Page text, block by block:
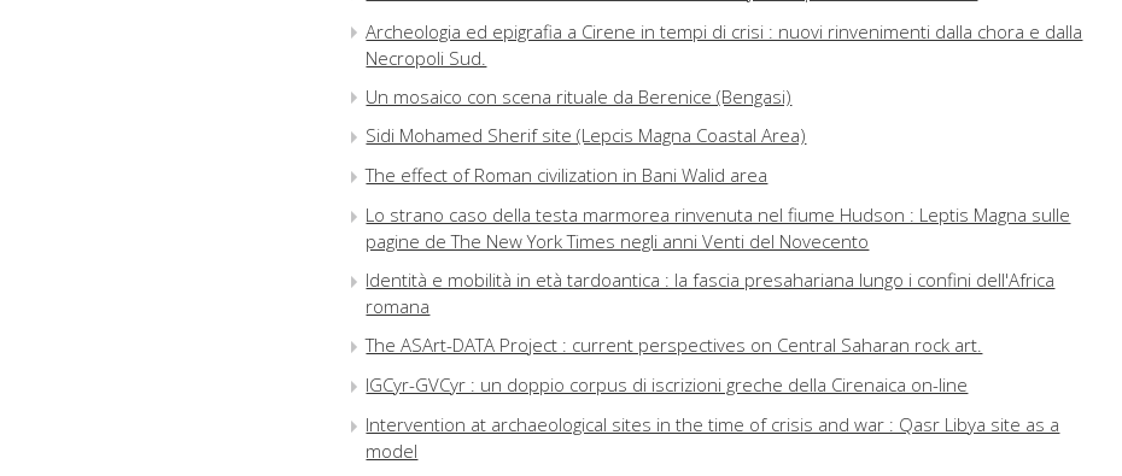
Archeologia ed epigrafia a Cirene in tempi di crisi : nuovi rinvenimenti dalla chora e dalla
Necropoli Sud.
Un mosaico con scena rituale da Berenice (Bengasi)
Sidi Mohamed Sherif site (Lepcis Magna Coastal Area)
The effect of Roman civilization in Bani Walid area
Lo strano caso della testa marmorea rinvenuta nel fiume Hudson : Leptis Magna sulle
pagine de The New York Times negli anni Venti del Novecento
Identità e mobilità in età tardoantica : la fascia presahariana lungo i confini dell'Africa
romana
The ASArt-DATA Project : current perspectives on Central Saharan rock art.
IGCyr-GVCyr : un doppio corpus di iscrizioni greche della Cirenaica on-line
Intervention at archaeological sites in the time of crisis and war : Qasr Libya site as a
model